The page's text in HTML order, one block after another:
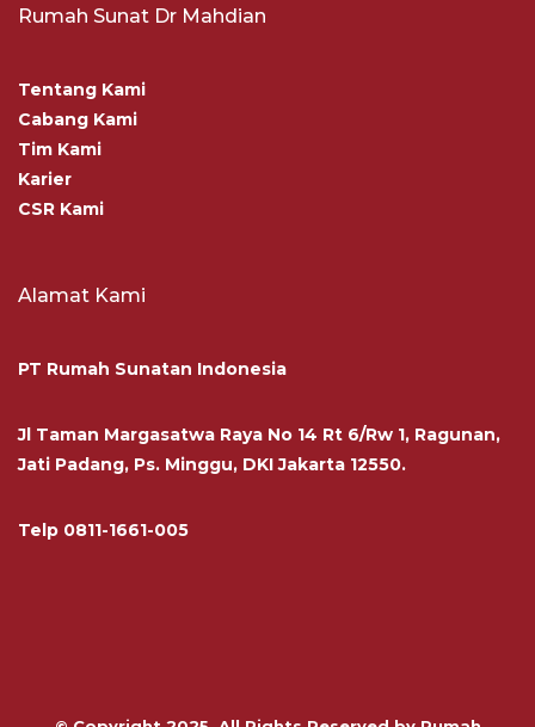
Rumah Sunat Dr Mahdian
Tentang Kami
Cabang Kami
Tim Kami
Karier
CSR Kami
Alamat Kami
PT Rumah Sunatan Indonesia
Jl Taman Margasatwa Raya No 14 Rt 6/Rw 1, Ragunan,
Jati Padang, Ps. Minggu, DKI Jakarta 12550.
Telp 0811-1661-005